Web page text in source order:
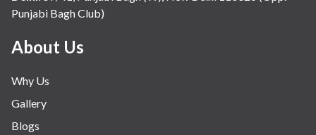
Punjabi Bagh Club)
About Us
Why Us
Gallery
Blogs